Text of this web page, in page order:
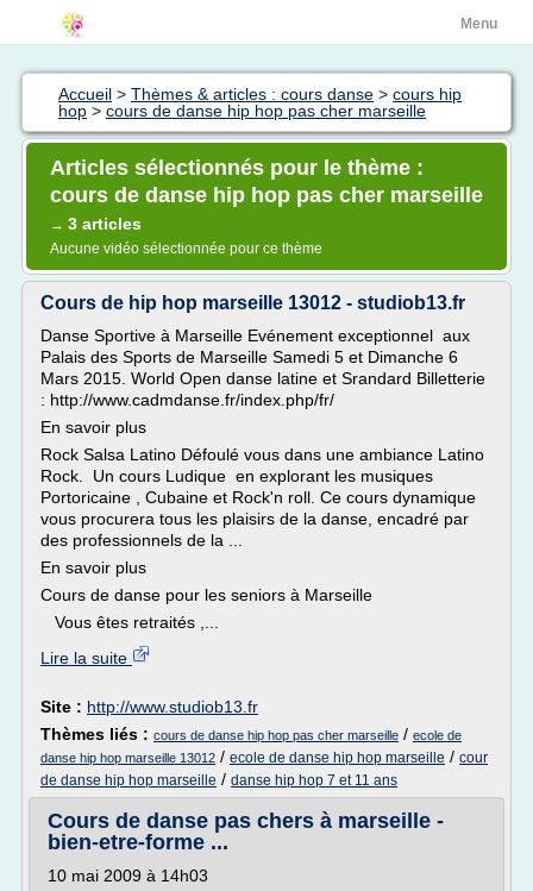
Menu
Accueil > Thèmes & articles : cours danse > cours hip
hop > cours de danse hip hop pas cher marseille
Articles sélectionnés pour le thème :
cours de danse hip hop pas cher marseille
→ 3 articles
Aucune vidéo sélectionnée pour ce thème
Cours de hip hop marseille 13012 - studiob13.fr
Danse Sportive à Marseille Evénement exceptionnel aux
Palais des Sports de Marseille Samedi 5 et Dimanche 6
Mars 2015. World Open danse latine et Srandard Billetterie
: http://www.cadmdanse.fr/index.php/fr/
En savoir plus
Rock Salsa Latino Défoulé vous dans une ambiance Latino
Rock. Un cours Ludique en explorant les musiques
Portoricaine , Cubaine et Rock'n roll. Ce cours dynamique
vous procurera tous les plaisirs de la danse, encadré par
des professionnels de la ...
En savoir plus
Cours de danse pour les seniors à Marseille
Vous êtes retraités ,...
Lire la suite
Site : http://www.studiob13.fr
Thèmes liés : cours de danse hip hop pas cher marseille / ecole de
danse hip hop marseille 13012 / ecole de danse hip hop marseille / cour
de danse hip hop marseille / danse hip hop 7 et 11 ans
Cours de danse pas chers à marseille -
bien-etre-forme ...
10 mai 2009 à 14h03